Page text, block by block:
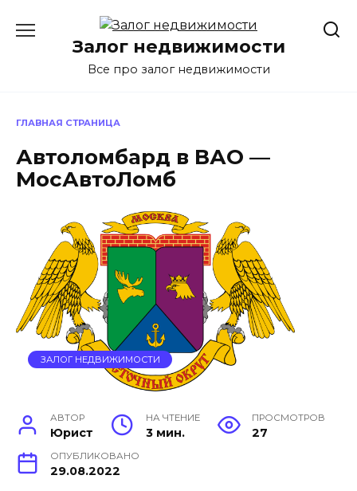
содержаниюЗалог недвижимости
Все про залог недвижимости
ГЛАВНАЯ СТРАНИЦА
Автоломбард в ВАО —
МосАвтоЛомб
ЗАЛОГ НЕДВИЖИМОСТИ
АВТОР
Юрист
НА ЧТЕНИЕ
3 мин.
ПРОСМОТРОВ
27
ОПУБЛИКОВАНО
29.08.2022